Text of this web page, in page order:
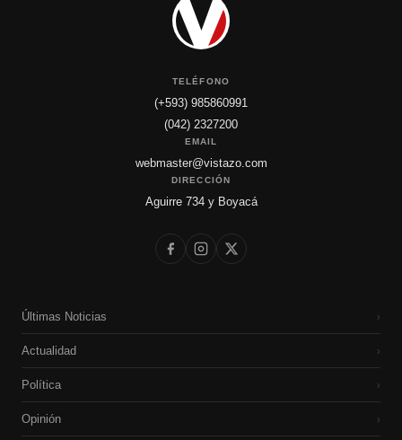
TELÉFONO
(+593) 985860991
(042) 2327200
EMAIL
webmaster@vistazo.com
DIRECCIÓN
Aguirre 734 y Boyacá
Últimas Noticias ›
Actualidad ›
Política ›
Opinión ›